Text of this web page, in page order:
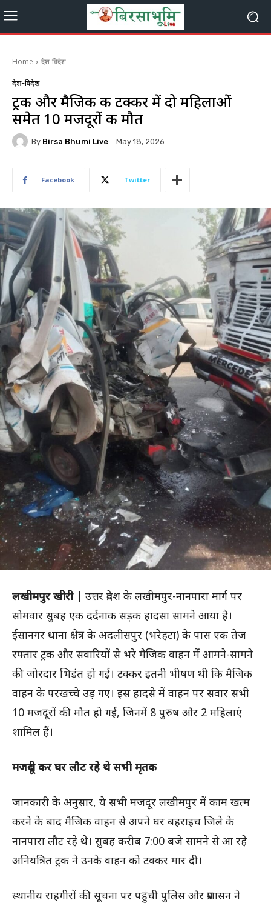
Home देश-विदेश
देश-विदेश
ट्रक और मैजिक की टक्कर में दो महिलाओं
समेत 10 मजदूरों की मौत
By Birsa Bhumi Live May 18, 2026
Facebook Twitter
लखीमपुर खीरी | उत्तर प्रदेश के लखीमपुर-नानपारा मार्ग पर
सोमवार सुबह एक दर्दनाक सड़क हादसा सामने आया है।
ईसानगर थाना क्षेत्र के अदलीसपुर (भरेहटा) के पास एक तेज
रफ्तार ट्रक और सवारियों से भरे मैजिक वाहन में आमने-सामने
की जोरदार भिड़ंत हो गई। टक्कर इतनी भीषण थी कि मैजिक
वाहन के परखच्चे उड़ गए। इस हादसे में वाहन पर सवार सभी
10 मजदूरों की मौत हो गई, जिनमें 8 पुरुष और 2 महिलाएं
शामिल हैं।
मजदूरी कर घर लौट रहे थे सभी मृतक
जानकारी के अनुसार, ये सभी मजदूर लखीमपुर में काम खत्म
करने के बाद मैजिक वाहन से अपने घर बहराइच जिले के
नानपारा लौट रहे थे। सुबह करीब 7:00 बजे सामने से आ रहे
अनियंत्रित ट्रक ने उनके वाहन को टक्कर मार दी।
स्थानीय राहगीरों की सूचना पर पहुंची पुलिस और प्रशासन ने